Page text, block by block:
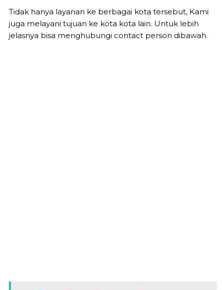
Tidak hanya layanan ke berbagai kota tersebut, Kami
juga melayani tujuan ke kota kota lain. Untuk lebih
jelasnya bisa menghubungi contact person dibawah.